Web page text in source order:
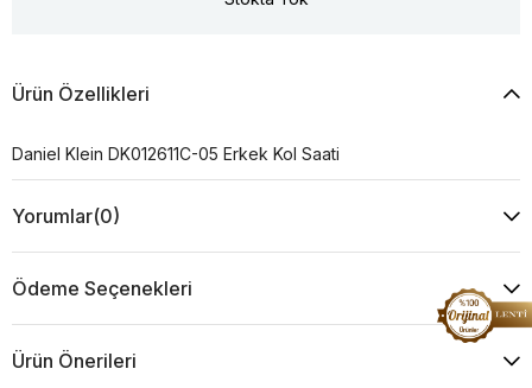
Ürün Özellikleri
Daniel Klein DK012611C-05 Erkek Kol Saati
Yorumlar(0)
Ödeme Seçenekleri
Ürün Önerileri